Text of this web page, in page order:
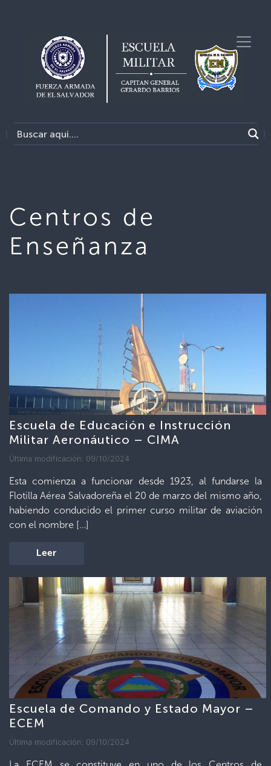
Centros de
Enseñanza
Escuela de Educación e Instrucción
Militar Aeronáutico – CIMA
Última modificación: 09/10/2024
Esta comienza a funcionar desde 1923, al fundarse la
Flotilla Aérea Salvadoreña el 20 de marzo del mismo año,
habiendo conducido el primer curso militar de aviación
con el nombre […]
Leer
Escuela de Comando y Estado Mayor –
ECEM
Última modificación: 09/10/2024